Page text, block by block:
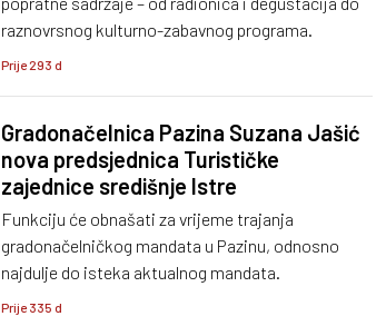
raznovrsnog kulturno-zabavnog programa.
Prije 293 d
Gradonačelnica Pazina Suzana Jašić
nova predsjednica Turističke
zajednice središnje Istre
Funkciju će obnašati za vrijeme trajanja
gradonačelničkog mandata u Pazinu, odnosno
najdulje do isteka aktualnog mandata.
Prije 335 d